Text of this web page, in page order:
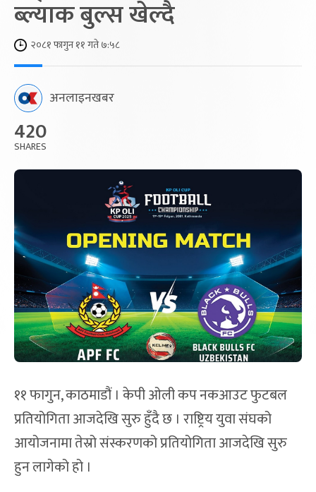
ब्ल्याक बुल्स खेल्दै
२०८१ फागुन ११ गते ७:५८
अनलाइनखबर
420
SHARES
११ फागुन, काठमाडौं । केपी ओली कप नकआउट फुटबल
प्रतियोगिता आजदेखि सुरु हुँदै छ । राष्ट्रिय युवा संघको
आयोजनामा तेस्रो संस्करणको प्रतियोगिता आजदेखि सुरु
हुन लागेको हो । ‍